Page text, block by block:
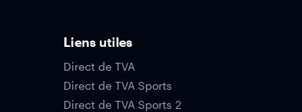
Liens utiles
Direct de TVA
Direct de TVA Sports
Direct de TVA Sports 2